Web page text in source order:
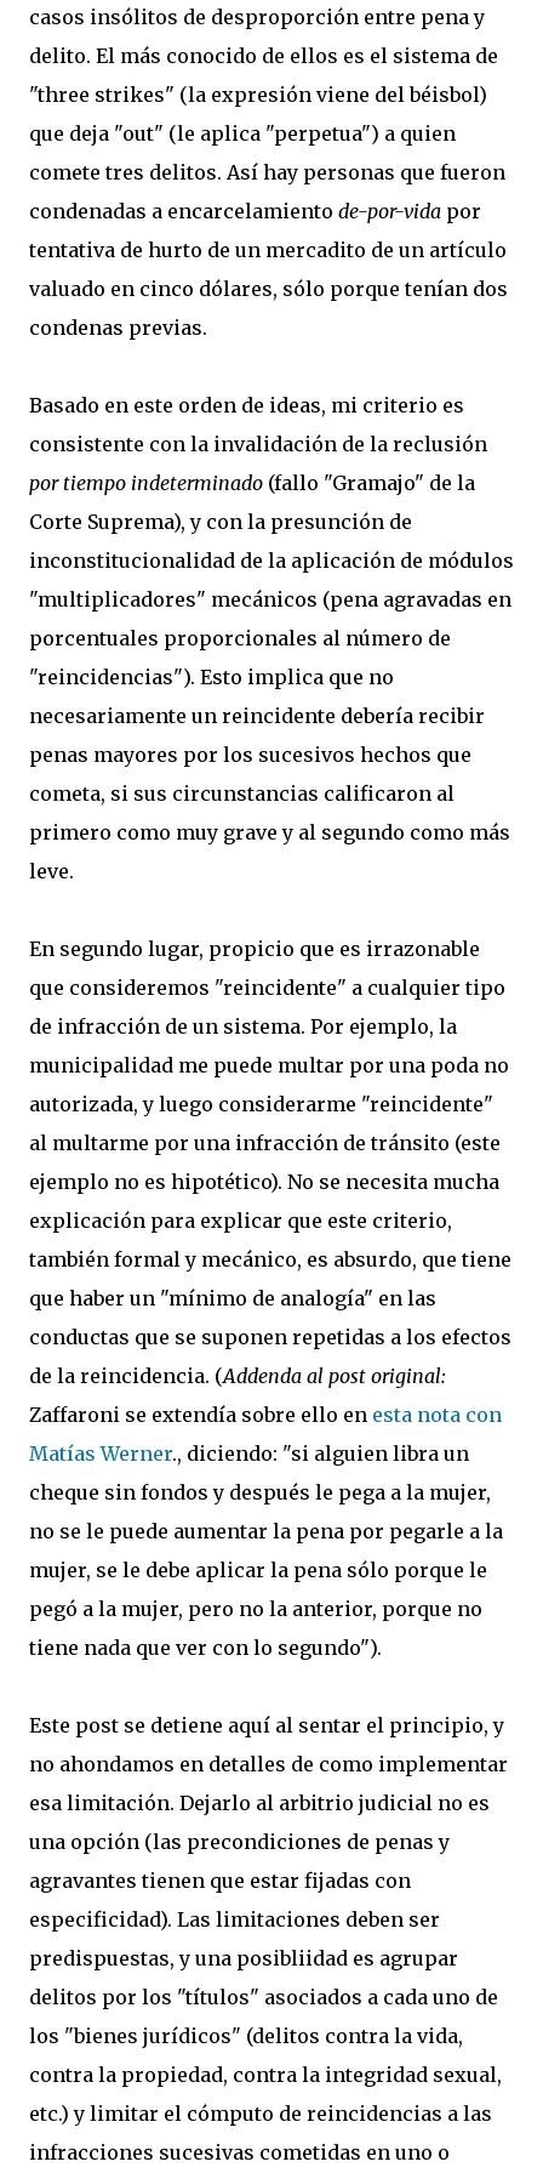
casos insólitos de desproporción entre pena y
delito. El más conocido de ellos es el sistema de
"three strikes" (la expresión viene del béisbol)
que deja "out" (le aplica "perpetua") a quien
comete tres delitos. Así hay personas que fueron
condenadas a encarcelamiento de-por-vida por
tentativa de hurto de un mercadito de un artículo
valuado en cinco dólares, sólo porque tenían dos
condenas previas.
Basado en este orden de ideas, mi criterio es
consistente con la invalidación de la reclusión
por tiempo indeterminado (fallo "Gramajo" de la
Corte Suprema), y con la presunción de
inconstitucionalidad de la aplicación de módulos
"multiplicadores" mecánicos (pena agravadas en
porcentuales proporcionales al número de
"reincidencias"). Esto implica que no
necesariamente un reincidente debería recibir
penas mayores por los sucesivos hechos que
cometa, si sus circunstancias calificaron al
primero como muy grave y al segundo como más
leve.
En segundo lugar, propicio que es irrazonable
que consideremos "reincidente" a cualquier tipo
de infracción de un sistema. Por ejemplo, la
municipalidad me puede multar por una poda no
autorizada, y luego considerarme "reincidente"
al multarme por una infracción de tránsito (este
ejemplo no es hipotético). No se necesita mucha
explicación para explicar que este criterio,
también formal y mecánico, es absurdo, que tiene
que haber un "mínimo de analogía" en las
conductas que se suponen repetidas a los efectos
de la reincidencia. (Addenda al post original:
Zaffaroni se extendía sobre ello en esta nota con
Matías Werner., diciendo: "si alguien libra un
cheque sin fondos y después le pega a la mujer,
no se le puede aumentar la pena por pegarle a la
mujer, se le debe aplicar la pena sólo porque le
pegó a la mujer, pero no la anterior, porque no
tiene nada que ver con lo segundo").
Este post se detiene aquí al sentar el principio, y
no ahondamos en detalles de como implementar
esa limitación. Dejarlo al arbitrio judicial no es
una opción (las precondiciones de penas y
agravantes tienen que estar fijadas con
especificidad). Las limitaciones deben ser
predispuestas, y una posibliidad es agrupar
delitos por los "títulos" asociados a cada uno de
los "bienes jurídicos" (delitos contra la vida,
contra la propiedad, contra la integridad sexual,
etc.) y limitar el cómputo de reincidencias a las
infracciones sucesivas cometidas en uno o